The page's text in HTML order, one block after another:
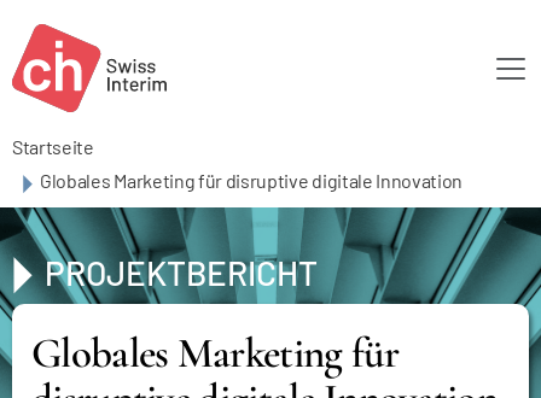
Startseite
Globales Marketing für disruptive digitale Innovation
PROJEKTBERICHT
Globales Marketing für